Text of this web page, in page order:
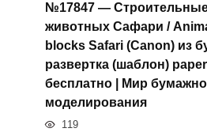
№17847 —
животных Сафари /
blocks Safari (Canon) из
развертка (шаблон)
бесплатно | Мир
моделирования
119